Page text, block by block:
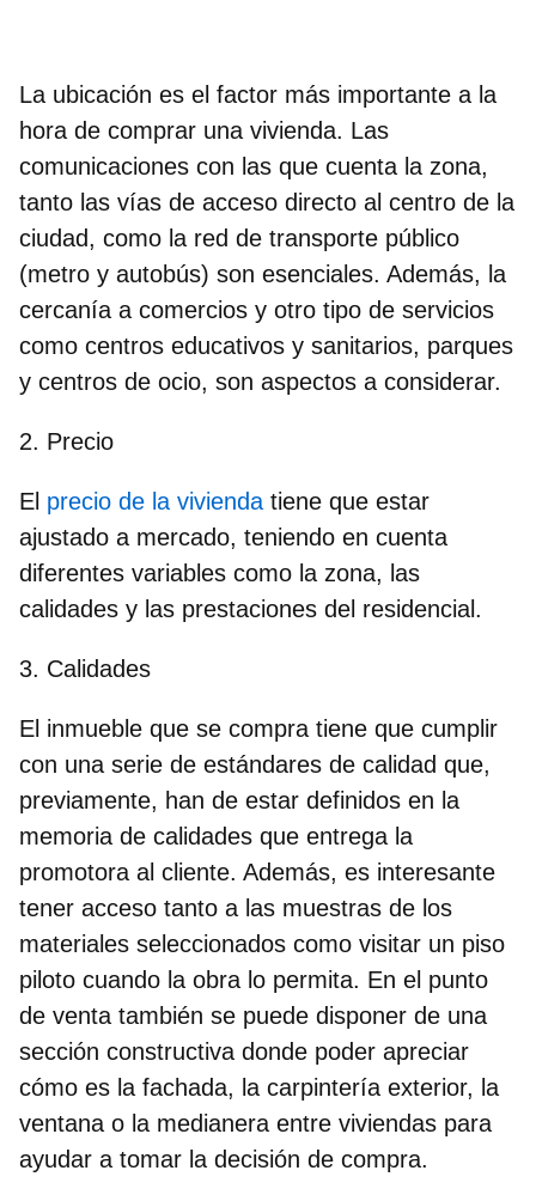
La ubicación es el factor más importante a la
hora de comprar una vivienda. Las
comunicaciones con las que cuenta la zona,
tanto las vías de acceso directo al centro de la
ciudad, como la red de transporte público
(metro y autobús) son esenciales. Además, la
cercanía a comercios y otro tipo de servicios
como centros educativos y sanitarios, parques
y centros de ocio, son aspectos a considerar.
2. Precio
El precio de la vivienda tiene que estar
ajustado a mercado, teniendo en cuenta
diferentes variables como la zona, las
calidades y las prestaciones del residencial.
3. Calidades
El inmueble que se compra tiene que cumplir
con una serie de estándares de calidad que,
previamente, han de estar definidos en la
memoria de calidades que entrega la
promotora al cliente. Además, es interesante
tener acceso tanto a las muestras de los
materiales seleccionados como visitar un piso
piloto cuando la obra lo permita. En el punto
de venta también se puede disponer de una
sección constructiva donde poder apreciar
cómo es la fachada, la carpintería exterior, la
ventana o la medianera entre viviendas para
ayudar a tomar la decisión de compra.